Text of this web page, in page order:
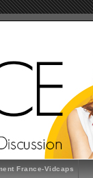
France-Vidcaps